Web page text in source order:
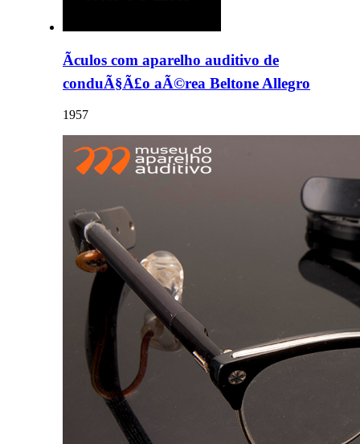
Ãculos com aparelho auditivo de
conduÃ§Ã£o aÃ©rea Beltone Allegro
1957